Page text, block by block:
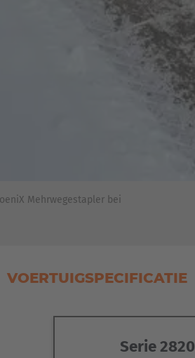
AMERICA
Mehrwegestapler bei
VOERTUIGSPECIFICATIE
Serie 2820